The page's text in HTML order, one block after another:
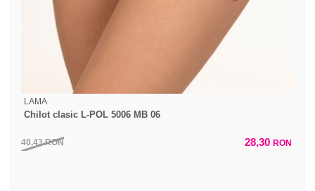
LAMA
Chilot clasic L-POL 5006 MB 06
40,43RON 28,30 RON